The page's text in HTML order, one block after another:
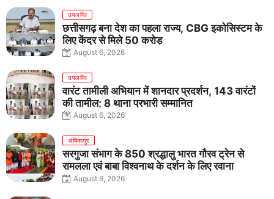
उपलब्धि
छत्तीसगढ़ बना देश का पहला राज्य, CBG इकोसिस्टम के
लिए केंद्र से मिले 50 करोड़
August 6, 2026
उपलब्धि
वारंट तामीली अभियान में शानदार प्रदर्शन, 143 वारंटों
की तामील; 8 थाना प्रभारी सम्मानित
August 6, 2026
अंबिकापुर
सरगुजा संभाग के 850 श्रद्धालु भारत गौरव ट्रेन से
रामलला एवं बाबा विश्वनाथ के दर्शन के लिए रवाना
August 6, 2026